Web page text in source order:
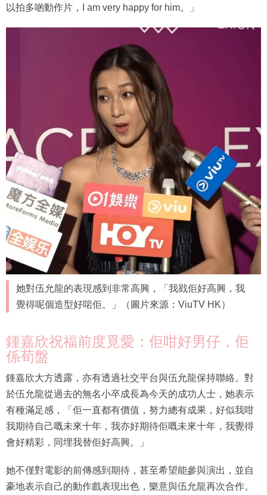
以拍多啲動作片，I am very happy for him。」
她對伍允龍的表現感到非常高興，「我戥佢好高興，我
覺得呢個造型好啱佢。」（圖片來源：ViuTV HK）
鍾嘉欣祝福前度覓愛：佢咁好男仔，佢
係荀盤
鍾嘉欣大方透露，亦有透過社交平台與伍允龍保持聯絡。對
於伍允龍從過去的無名小卒成長為今天的成功人士，她表示
有種滿足感，「佢一直都有價值，努力總有成果，好似我咁
我期待自己嘅未來十年，我亦好期待佢嘅未來十年，我覺得
會好精彩，同埋我替佢好高興。」
她不僅對電影的前傳感到期待，甚至希望能參與演出，並自
豪地表示自己的動作戲表現出色，樂意與伍允龍再次合作。